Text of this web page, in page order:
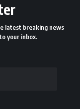
latest breaking news
your inbox.